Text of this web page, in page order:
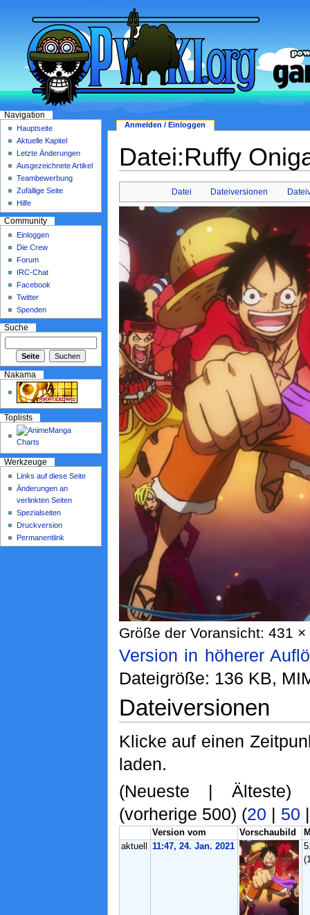
Datei:Ruffy
Datei Dateiversionen
Größe der Voransicht: 431
Version in höherer
Dateigröße: 136 KB,
Dateiversionen
Klicke auf einen
laden.
(Neueste | Älteste)
(vorherige 500) (20 | 50
Version vom Vorschaubild
aktuell
11:47, 24. Jan. 2021
Anmelden / Einloggen
Navigation
Hauptseite
Aktuelle Kapitel
Letzte Änderungen
Ausgezeichnete Artikel
Teambewerbung
Zufällige Seite
Hilfe
Community
Einloggen
Die Crew
Forum
IRC-Chat
Facebook
Twitter
Spenden
Suche
Nakama
Toplists
Werkzeuge
Links auf diese Seite
Änderungen an
verlinkten Seiten
Spezialseiten
Druckversion
Permanentlink